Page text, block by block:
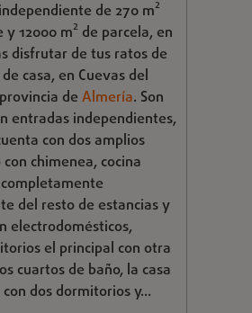
de 270 m²
12000 m² de parcela, en
disfrutar de tus ratos de
casa, en Cuevas del
de Almería. Son
entradas independientes,
con dos amplios
chimenea, cocina
del resto de estancias y
electrodomésticos,
el principal con otra
cuartos de baño, la casa
dos dormitorios y...